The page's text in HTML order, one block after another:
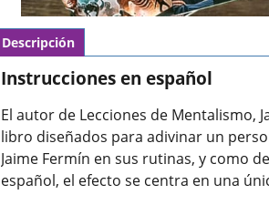
Descripción
Instrucciones en español
El autor de Lecciones de Mentalismo,
libro diseñados para adivinar un
Jaime Fermín en sus rutinas, y como
español, el efecto se centra en una